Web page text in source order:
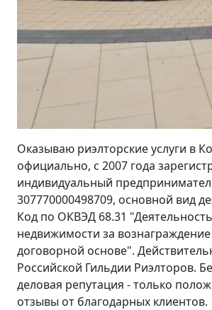
Оказываю риэлторские услуги в
официально, с 2007 года
индивидуальный
307770000498709, основной вид
Код по ОКВЭД 68.31 "Деятельность
недвижимости за
договорной основе".
Российской Гильдии Риэлторов.
деловая репутация - только
отзывы от благодарных клиентов.